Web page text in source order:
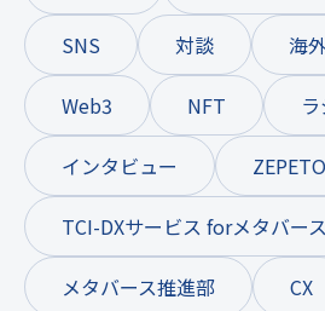
SNS 対談 海
Web3 NFT
インタビュー ZEPETO
TCI-DXサービス forメタバース
メタバース推進部 CX